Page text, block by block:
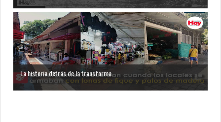
La historia detrás de la transforma...